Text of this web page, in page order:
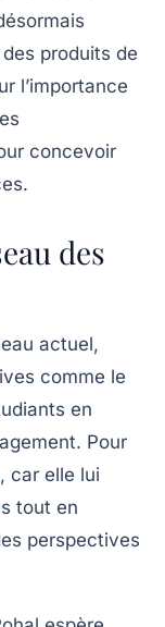
produits de
l’importance
concevoir
des
actuel,
comme le
en
Pour
car elle lui
tout en
perspectives